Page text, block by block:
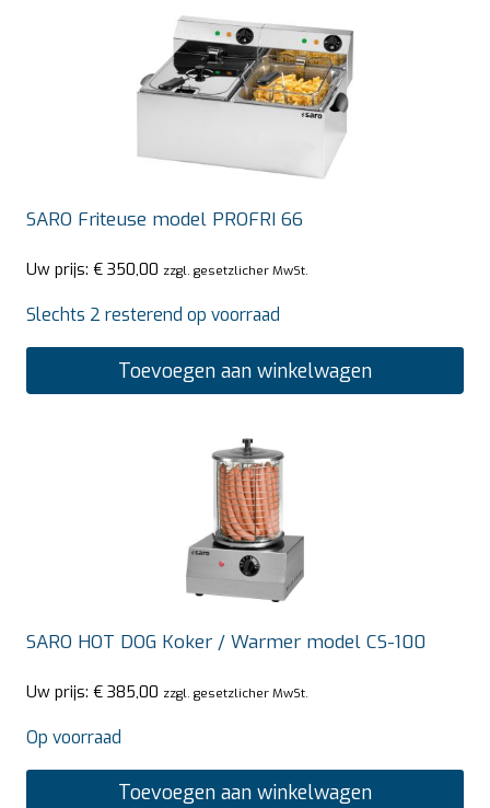
SARO Friteuse model PROFRI 66
Uw prijs: € 350,00 zzgl. gesetzlicher MwSt.
Slechts 2 resterend op voorraad
Toevoegen aan winkelwagen
SARO HOT DOG Koker / Warmer model CS-100
Uw prijs: € 385,00 zzgl. gesetzlicher MwSt.
Op voorraad
Toevoegen aan winkelwagen